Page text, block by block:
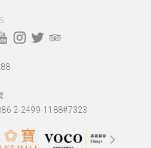
2-2499-1188#7323